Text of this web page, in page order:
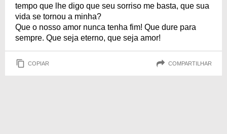
tempo que lhe digo que seu sorriso me basta, que sua
vida se tornou a minha?
Que o nosso amor nunca tenha fim! Que dure para
sempre. Que seja eterno, que seja amor!
COPIAR COMPARTILHAR